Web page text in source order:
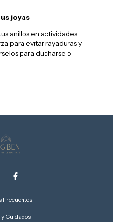
joyas
anillos en actividades
para evitar rayaduras y
para ducharse o
Frecuentes
Cuidados